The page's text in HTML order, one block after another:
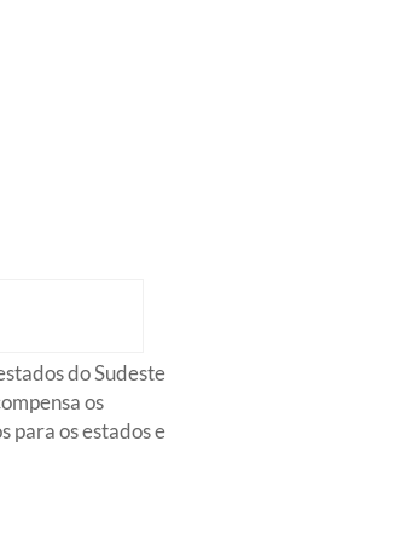
do Sudeste
os
para os estados e